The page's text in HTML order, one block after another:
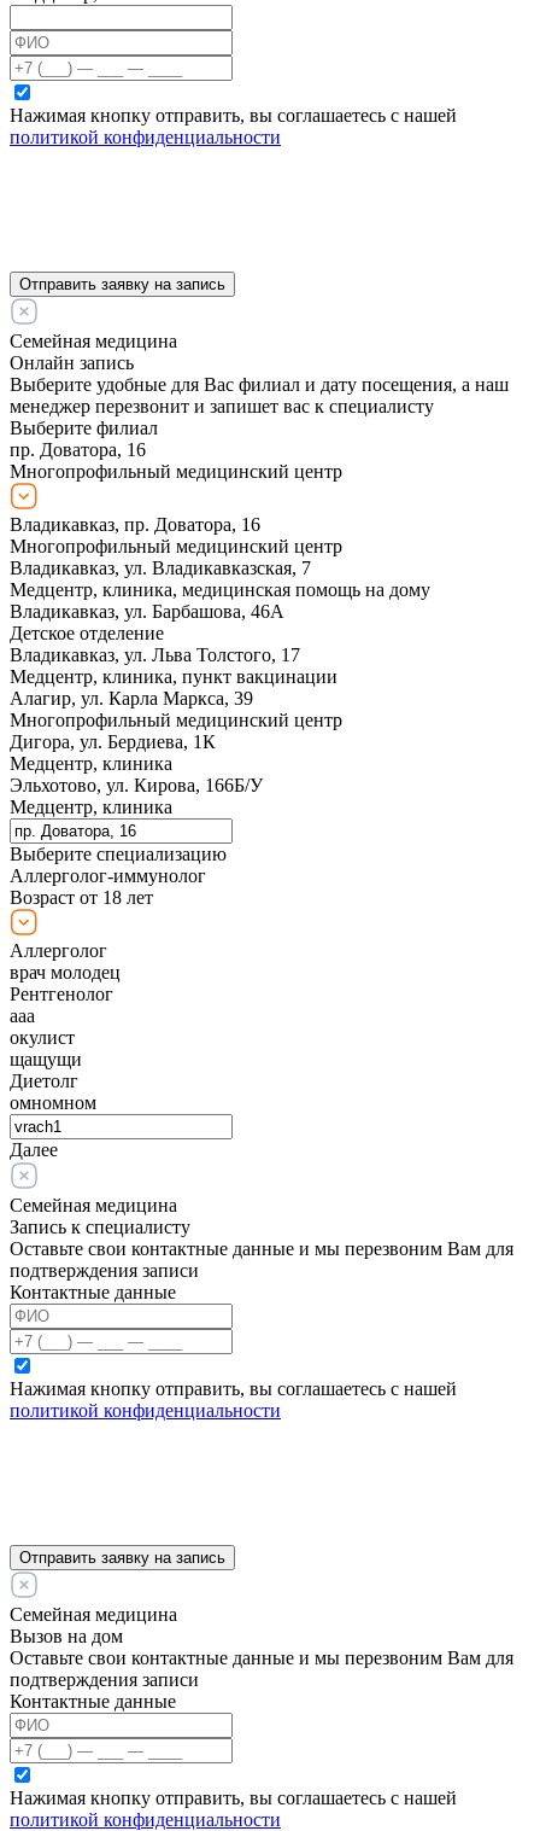
Нажимая кнопку отправить, вы соглашаетесь с нашей
политикой конфиденциальности
Отправить заявку на запись
Семейная медицина
Онлайн запись
Выберите удобные для Вас филиал и дату посещения, а наш
менеджер перезвонит и запишет вас к специалисту
Выберите филиал
пр. Доватора, 16
Многопрофильный медицинский центр
Владикавказ, пр. Доватора, 16
Многопрофильный медицинский центр
Владикавказ, ул. Владикавказская, 7
Медцентр, клиника, медицинская помощь на дому
Владикавказ, ул. Барбашова, 46А
Детское отделение
Владикавказ, ул. Льва Толстого, 17
Медцентр, клиника, пункт вакцинации
Алагир, ул. Карла Маркса, 39
Многопрофильный медицинский центр
Дигора, ул. Бердиева, 1К
Медцентр, клиника
Эльхотово, ул. Кирова, 166Б/У
Медцентр, клиника
Выберите специализацию
Аллерголог-иммунолог
Возраст от 18 лет
Аллерголог
врач молодец
Рентгенолог
ааа
окулист
щащущи
Диетолг
омномном
Далее
Семейная медицина
Запись к специалисту
Оставьте свои контактные данные и мы перезвоним Вам для
подтверждения записи
Контактные данные
Нажимая кнопку отправить, вы соглашаетесь с нашей
политикой конфиденциальности
Отправить заявку на запись
Семейная медицина
Вызов на дом
Оставьте свои контактные данные и мы перезвоним Вам для
подтверждения записи
Контактные данные
Нажимая кнопку отправить, вы соглашаетесь с нашей
политикой конфиденциальности